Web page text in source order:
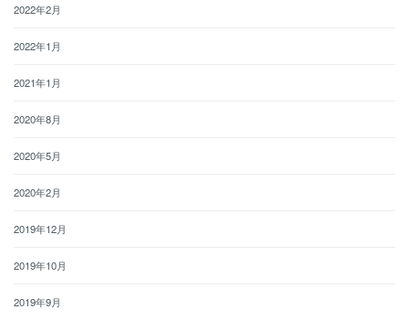
2022年2月
2022年1月
2021年1月
2020年8月
2020年5月
2020年2月
2019年12月
2019年10月
2019年9月